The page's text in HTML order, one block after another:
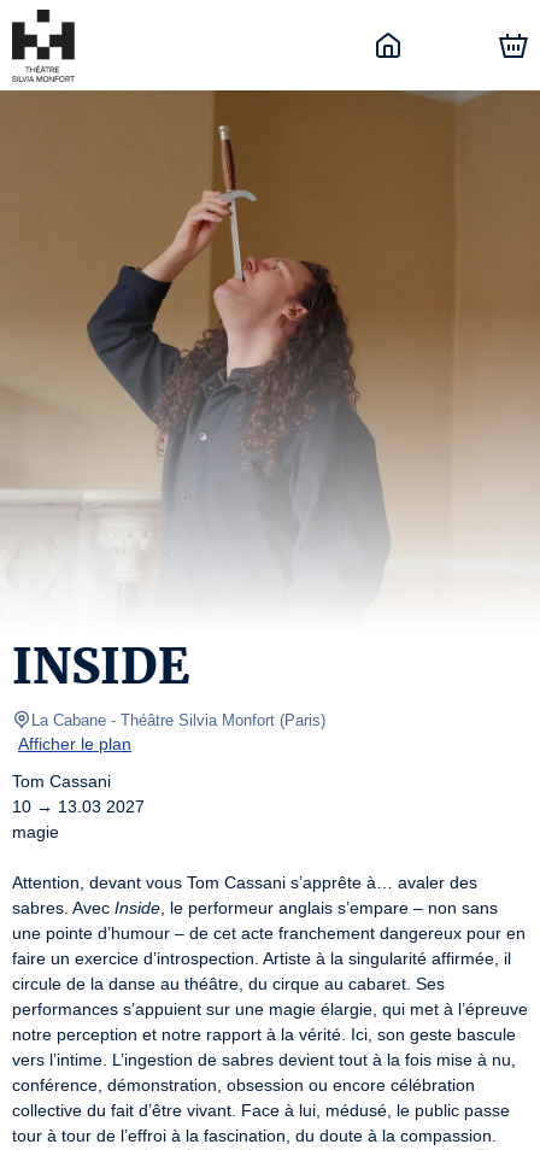
INSIDE
La Cabane - Théâtre Silvia Monfort (Paris)
Afficher le plan
Tom Cassani
10 → 13.03 2027
magie
Attention, devant vous Tom Cassani s’apprête à… avaler des
sabres. Avec Inside , le performeur anglais s’empare – non sans
une pointe d’humour – de cet acte franchement dangereux pour en
faire un exercice d’introspection. Artiste à la singularité affirmée, il
circule de la danse au théâtre, du cirque au cabaret. Ses
performances s’appuient sur une magie élargie, qui met à l’épreuve
notre perception et notre rapport à la vérité. Ici, son geste bascule
vers l’intime. L’ingestion de sabres devient tout à la fois mise à nu,
conférence, démonstration, obsession ou encore célébration
collective du fait d’être vivant. Face à lui, médusé, le public passe
tour à tour de l’effroi à la fascination, du doute à la compassion.